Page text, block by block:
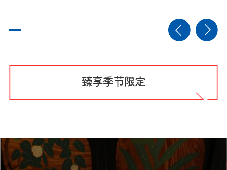
臻享季节限定